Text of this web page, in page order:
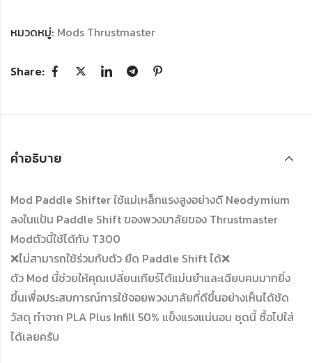
หมวดหมู่: Mods Thrustmaster
Share:
คำอธิบาย
Mod Paddle Shifter ใช้แม่เหล็กแรงสูงอย่างดี Neodymium
ลงในแป้น Paddle Shift ของพวงมาลัยของ Thrustmaster
Modตัวนี้ใช้ได้กับ T300
❌ไม่สามารถใช้ร่วมกับตัว ยืด Paddle Shift ได้❌
ตัว Mod นี้ช่วยให้คุณเปลี่ยนเกียร์ได้แม่นยำและเฉียบคมมากยิ่ง
ขึ้นเพื่อประสบการณ์การใช้จอยพวงมาลัยที่ดีขึ้นอย่างเห็นได้ชัด
วัสดุ ทำจาก PLA Plus Infill 50% แข็งแรงแน่นอน ชุดนี้ ซื้อไปใส่
ได้เลยครับ